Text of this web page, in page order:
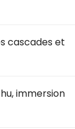
cascades et
immersion